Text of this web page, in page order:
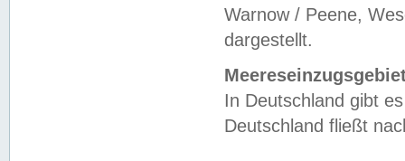
Warnow / Peene,
dargestellt.
In Deutschland gibt
Deutschland fließt